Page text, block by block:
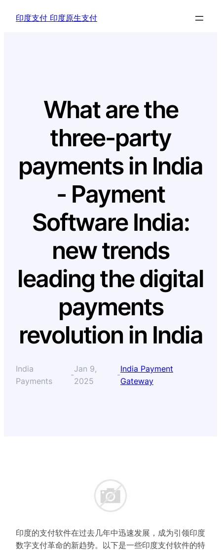
印度支付 印度原生支付
What are the
three-party
payments in India
- Payment
Software India:
new trends
leading the digital
payments
revolution in India
India
Payments
-
Jan 9,
2025
-
India Payment
Gateway
印度的支付软件在过去几年中迅速发展，成为引领印度
数字支付革命的新趋势。以下是一些印度支付软件的特